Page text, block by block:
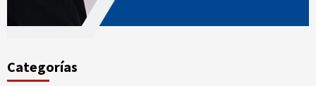
Categorías